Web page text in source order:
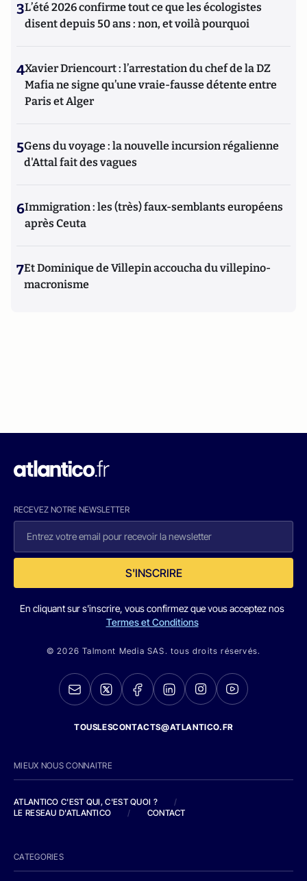
3L’été 2026 confirme tout ce que les écologistes
disent depuis 50 ans : non, et voilà pourquoi
4Xavier Driencourt : l’arrestation du chef de la DZ
Mafia ne signe qu’une vraie-fausse détente entre
Paris et Alger
5Gens du voyage : la nouvelle incursion régalienne
d'Attal fait des vagues
6Immigration : les (très) faux-semblants européens
après Ceuta
7Et Dominique de Villepin accoucha du villepino-
macronisme
RECEVEZ NOTRE NEWSLETTER
S'INSCRIRE
En cliquant sur s'inscrire, vous confirmez que vous acceptez nos
Termes et Conditions
© 2026 Talmont Media SAS. tous droits réservés.
TOUSLESCONTACTS@ATLANTICO.FR
MIEUX NOUS CONNAITRE
ATLANTICO C'EST QUI, C'EST QUOI ?
/
LE RESEAU D'ATLANTICO
/ CONTACT
CATEGORIES